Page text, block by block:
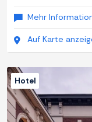
Mehr
Auf Karte
Hotel